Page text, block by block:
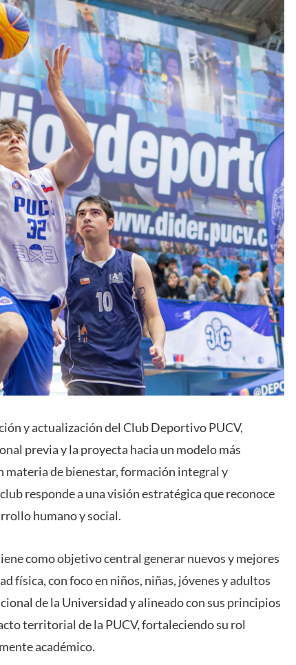
y actualización del Club Deportivo PUCV,
previa y la proyecta hacia un modelo más
materia de bienestar, formación integral y
responde a una visión estratégica que reconoce
humano y social.
como objetivo central generar nuevos y mejores
física, con foco en niños, niñas, jóvenes y adultos
de la Universidad y alineado con sus principios
territorial de la PUCV, fortaleciendo su rol
académico.